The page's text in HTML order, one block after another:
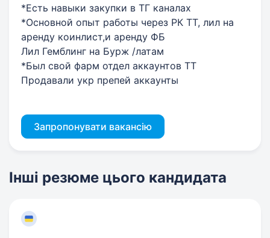
*Есть навыки закупки в ТГ каналах
*Основной опыт работы через РК ТТ, лил на
аренду коинлист,и аренду ФБ
Лил Гемблинг на Бурж /латам
*Был свой фарм отдел аккаунтов ТТ
Продавали укр препей аккаунты
Запропонувати вакансію
Інші резюме цього кандидата